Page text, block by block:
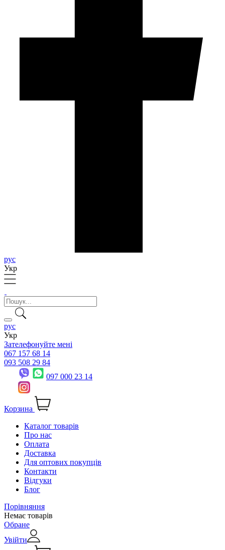
рус
Укр
рус
Укр
Зателефонуйте мені
067 157 68 14
093 508 29 84
097 000 23 14
Корзина
Каталог товарів
Про нас
Оплата
Доставка
Для оптових покупців
Контакти
Відгуки
Блог
Порівняння
Немає товарів
Обране
Увійти